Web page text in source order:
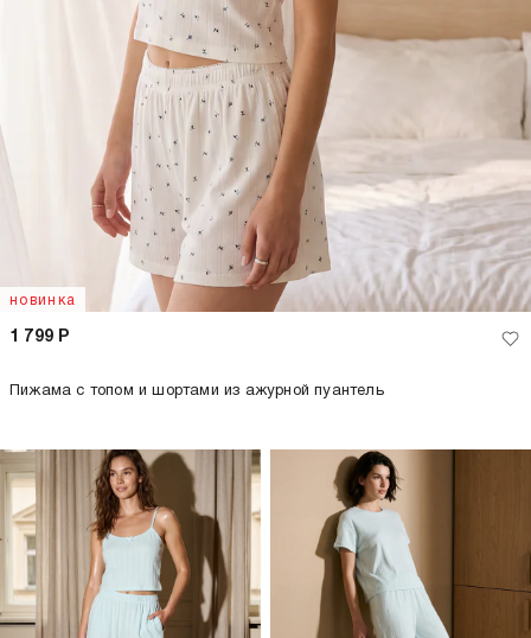
новинка
1 799 Р
Пижама с топом и шортами из ажурной пуантель